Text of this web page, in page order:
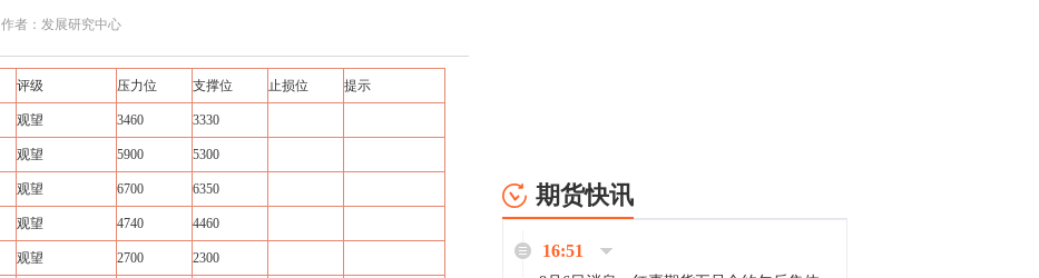
作者：发展研究中心
评级 压力位 支撑位 止损位 提示
观望 3460 3330
观望 5900 5300
观望 6700 6350
观望 4740 4460
观望 2700 2300
期货快讯
16:51